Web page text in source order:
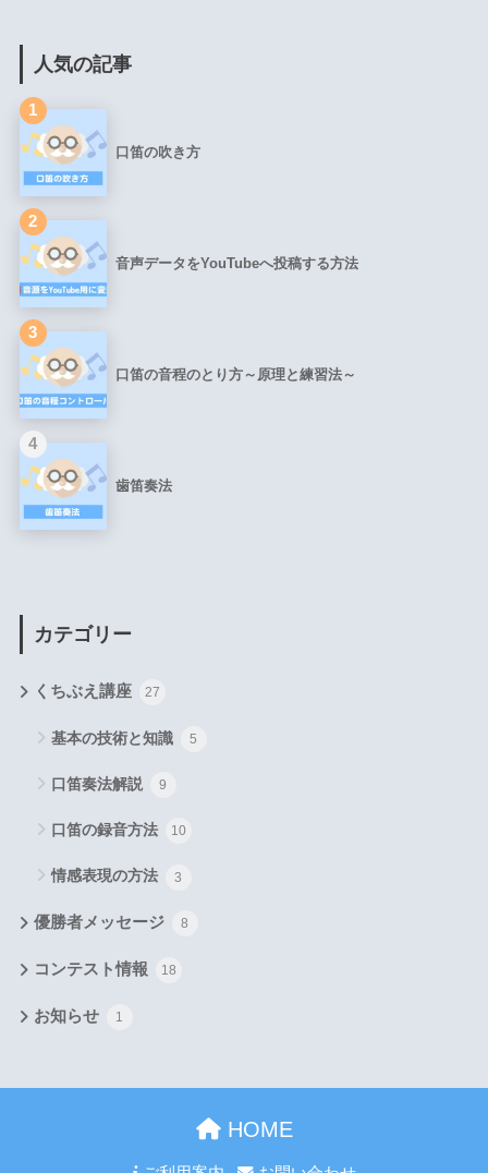
人気の記事
1
口笛の吹き方
2
音声データをYouTubeへ投稿する方法
3
口笛の音程のとり方～原理と練習法～
4
歯笛奏法
カテゴリー
くちぶえ講座 27
基本の技術と知識 5
口笛奏法解説 9
口笛の録音方法 10
情感表現の方法 3
優勝者メッセージ 8
コンテスト情報 18
お知らせ 1
HOME